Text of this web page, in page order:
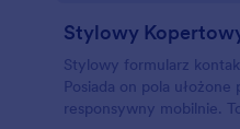
Stylowy formularz
Posiada on pola
responsywny mobilnie.